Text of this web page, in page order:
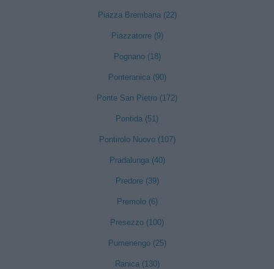
Piazza Brembana (22)
Piazzatorre (9)
Pognano (18)
Ponteranica (90)
Ponte San Pietro (172)
Pontida (51)
Pontirolo Nuovo (107)
Pradalunga (40)
Predore (39)
Premolo (6)
Presezzo (100)
Pumenengo (25)
Ranica (130)